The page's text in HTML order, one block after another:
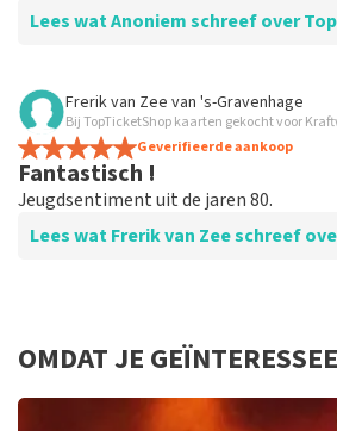
Lees wat Anoniem schreef over
Beoordeling van Anoniem over
gunstig op en top.
GOED NADENKELIJK BEZIG.
Frerik van Zee van 's-Gravenhage
Bij TopTicketShop kaarten gekocht voor
Geverifieerde aankoop
Fantastisch !
Jeugdsentiment uit de jaren 80.
Lees wat Frerik van Zee schreef
Goed
Snel en efficiënt
OMDAT JE